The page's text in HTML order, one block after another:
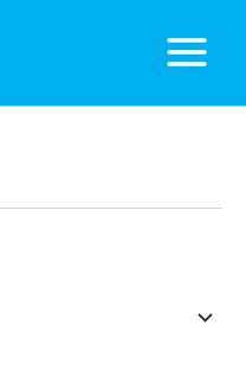
Main